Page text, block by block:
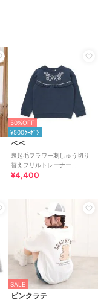
50%OFF
¥500ｸｰﾎﾟﾝ
ベベ
裏起毛フラワー刺しゅう切り
替えフリルトレーナー
(90~150cm)
¥4,400
SALE
ピンクラテ